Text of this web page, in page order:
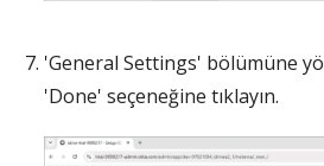
'General Settings' bölümüne
'Done' seçeneğine tıklayın.